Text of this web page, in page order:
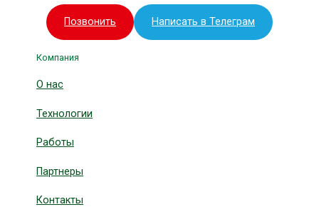
Позвонить Написать в Телеграм
Компания
О нас
Технологии
Работы
Партнеры
Контакты